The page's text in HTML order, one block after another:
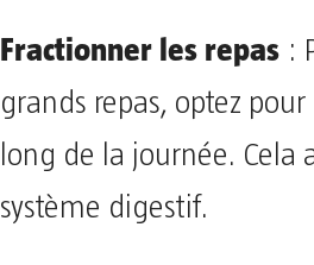
Fractionner les repas :
grands repas, optez
long de la journée. Cela
système digestif.